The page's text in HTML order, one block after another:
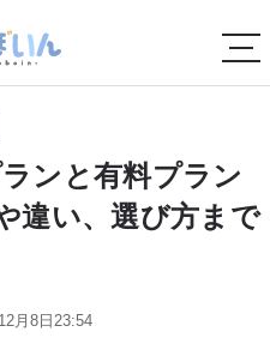
ンと有料プラン
違い、選び方まで
月8日23:54